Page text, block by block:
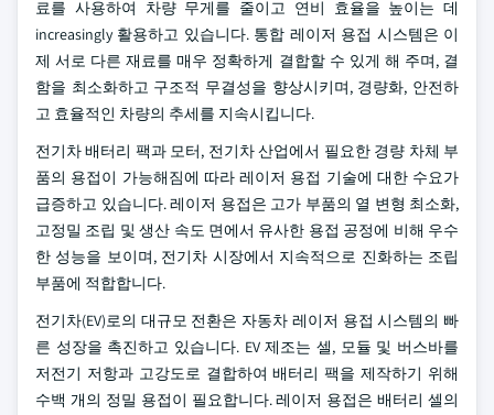
료를 사용하여 차량 무게를 줄이고 연비 효율을 높이는 데
increasingly 활용하고 있습니다. 통합 레이저 용접 시스템은 이
제 서로 다른 재료를 매우 정확하게 결합할 수 있게 해 주며, 결
함을 최소화하고 구조적 무결성을 향상시키며, 경량화, 안전하
고 효율적인 차량의 추세를 지속시킵니다.
전기차 배터리 팩과 모터, 전기차 산업에서 필요한 경량 차체 부
품의 용접이 가능해짐에 따라 레이저 용접 기술에 대한 수요가
급증하고 있습니다. 레이저 용접은 고가 부품의 열 변형 최소화,
고정밀 조립 및 생산 속도 면에서 유사한 용접 공정에 비해 우수
한 성능을 보이며, 전기차 시장에서 지속적으로 진화하는 조립
부품에 적합합니다.
전기차(EV)로의 대규모 전환은 자동차 레이저 용접 시스템의 빠
른 성장을 촉진하고 있습니다. EV 제조는 셀, 모듈 및 버스바를
저전기 저항과 고강도로 결합하여 배터리 팩을 제작하기 위해
수백 개의 정밀 용접이 필요합니다. 레이저 용접은 배터리 셀의